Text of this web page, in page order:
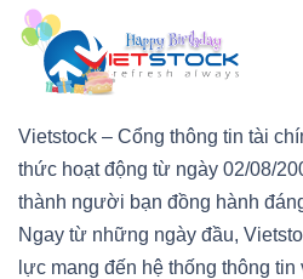
Vietstock – Cổng thông tin tài
thức hoạt động từ ngày 02/08/
thành người bạn đồng hành
Ngay từ những ngày đầu,
lực mang đến hệ thống thông